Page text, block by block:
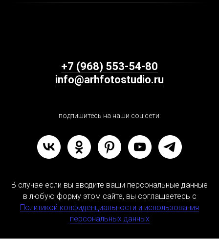
+7 (968) 553-54-80
info@arhfotostudio.ru
подпишитесь на наши соц.сети:
В случае если вы вводите ваши персональные данные
в любую форму этом сайте, вы соглашаетесь с
Политикой конфиденциальности и использования
персональных данных